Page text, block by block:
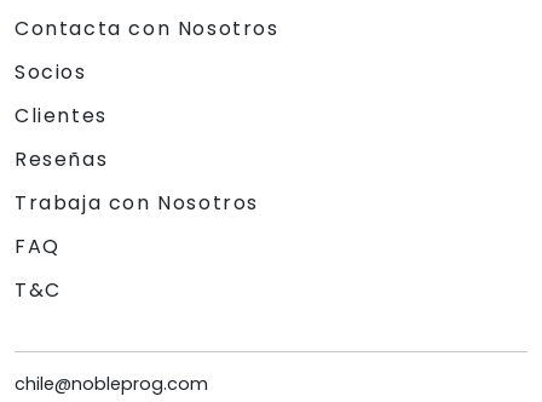
Contacta con Nosotros
Socios
Clientes
Reseñas
Trabaja con Nosotros
FAQ
T&C
chile@nobleprog.com